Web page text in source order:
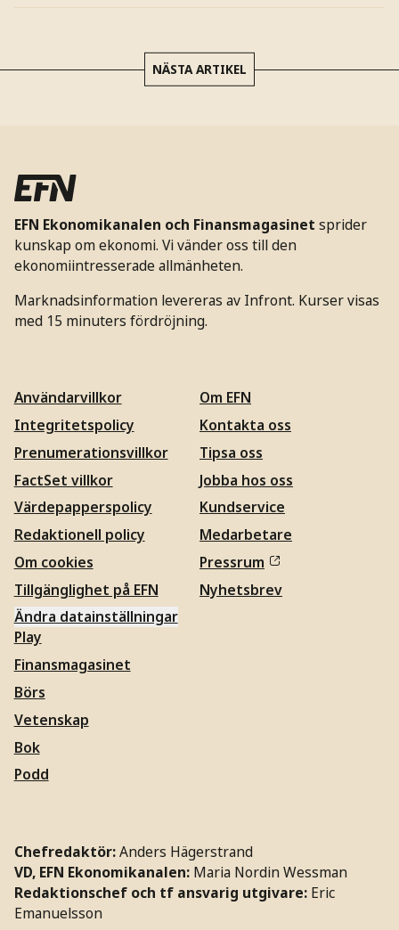
NÄSTA ARTIKEL
EFN Ekonomikanalen och Finansmagasinet sprider
kunskap om ekonomi. Vi vänder oss till den
ekonomiintresserade allmänheten.
Marknadsinformation levereras av Infront. Kurser visas
med 15 minuters fördröjning.
Användarvillkor
Integritetspolicy
Prenumerationsvillkor
FactSet villkor
Värdepapperspolicy
Redaktionell policy
Om cookies
Tillgänglighet på EFN
Ändra datainställningar
Om EFN
Kontakta oss
Tipsa oss
Jobba hos oss
Kundservice
Medarbetare
Pressrum
Nyhetsbrev
Play
Finansmagasinet
Börs
Vetenskap
Bok
Podd
Chefredaktör:Anders Hägerstrand
VD, EFN Ekonomikanalen: Maria Nordin Wessman
Redaktionschef och tf ansvarig utgivare: Eric
Emanuelsson